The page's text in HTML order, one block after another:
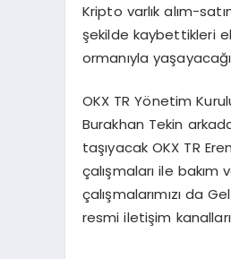
Kripto varlık alım-
şekilde kaybettikleri
ormanıyla
OKX TR Yönetim
Burakhan Tekin
taşıyacak OKX TR
çalışmaları ile
çalışmalarımızı da
resmi iletişim